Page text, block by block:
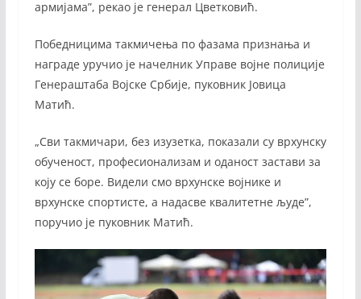
армијама”, рекао је генерал Цветковић.
Победницима такмичења по фазама признања и
награде уручио је начелник Управе војне полиције
Генераштаба Војске Србије, пуковник Јовица
Матић.
„Сви такмичари, без изузетка, показали су врхунску
обученост, професионализам и оданост застави за
коју се боре. Видели смо врхунске војнике и
врхунске спортисте, а надасве квалитетне људе”,
поручио је пуковник Матић.